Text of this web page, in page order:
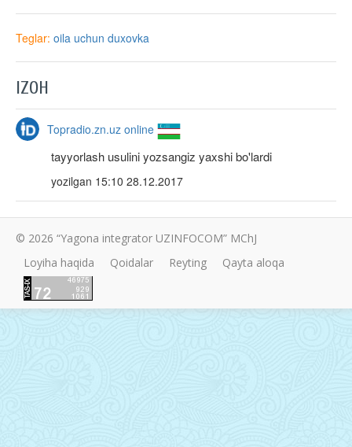
Teglar: oila uchun duxovka
IZOH
Topradio.zn.uz online
tayyorlash usulini yozsangiz yaxshi bo'lardi
yozilgan 15:10 28.12.2017
© 2026 “Yagona integrator UZINFOCOM” MChJ
Loyiha haqida
Qoidalar Reyting Qayta aloqa